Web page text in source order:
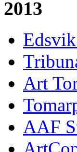
2013
Art
AAF